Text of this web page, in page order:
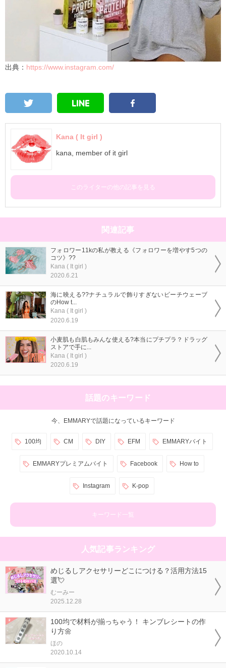
出典： https://www.instagram.com/
Kana ( It girl )
kana, member of it girl
このライターの他の記事を見る
関連記事
フォロワー11kの私が教える《フォロワーを増やす5つの
コツ》??
Kana ( It girl )
2020.6.21
海に映える??ナチュラルで飾りすぎないビーチウェーブ
のHow t...
Kana ( It girl )
2020.6.19
小麦肌も白肌もみんな使える?本当にプチプラ？ドラッグ
ストアで手に...
Kana ( It girl )
2020.6.19
話題のキーワード
今、EMMARYで話題になっているキーワード
100均 CM DIY EFM EMMARYバイト
EMMARYプレミアムバイト Facebook How to
Instagram K-pop
キーワード一覧
人気記事ランキング
めじるしアクセサリーどこにつける？活用方法15
選💘
むーみー
2025.12.28
100均で材料が揃っちゃう！ キンブレシートの作
り方🌼
ほの
2020.10.14